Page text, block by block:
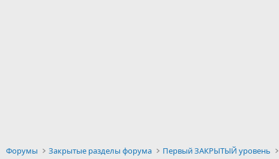
Форумы Закрытые разделы форума Первый ЗАКРЫТЫЙ уровень